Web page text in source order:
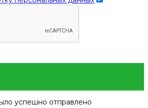
успешно отправлено